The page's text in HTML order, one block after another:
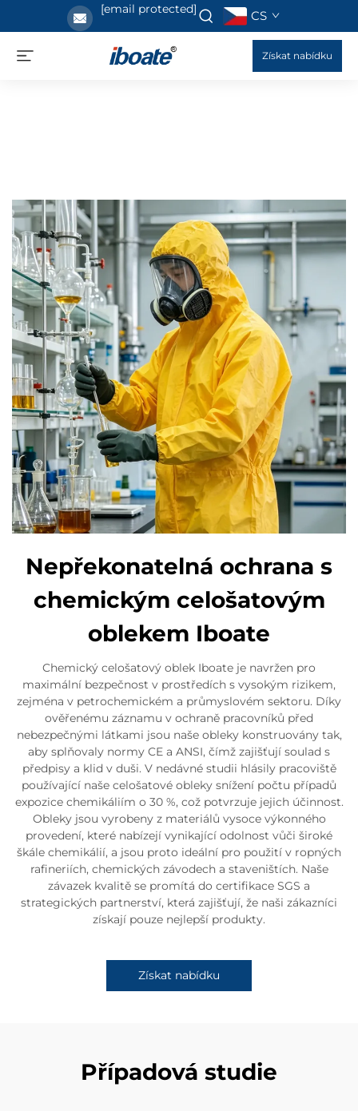
[email protected] CS
Získat nabídku
Nepřekonatelná ochrana s
chemickým celošatovým
oblekem Iboate
Chemický celošatový oblek Iboate je navržen pro
maximální bezpečnost v prostředích s vysokým rizikem,
zejména v petrochemickém a průmyslovém sektoru. Díky
ověřenému záznamu v ochraně pracovníků před
nebezpečnými látkami jsou naše obleky konstruovány tak,
aby splňovaly normy CE a ANSI, čímž zajišťují soulad s
předpisy a klid v duši. V nedávné studii hlásily pracoviště
používající naše celošatové obleky snížení počtu případů
expozice chemikáliím o 30 %, což potvrzuje jejich účinnost.
Obleky jsou vyrobeny z materiálů vysoce výkonného
provedení, které nabízejí vynikající odolnost vůči široké
škále chemikálií, a jsou proto ideální pro použití v ropných
rafineriích, chemických závodech a staveništích. Naše
závazek kvalitě se promítá do certifikace SGS a
strategických partnerství, která zajišťují, že naši zákazníci
získají pouze nejlepší produkty.
Získat nabídku
Případová studie